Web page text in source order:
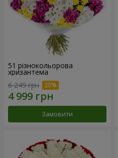
51 різнокольорова
хризантема
6 249 грн
Замовити